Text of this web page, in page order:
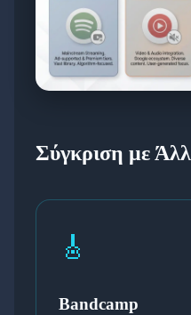
Σύγκριση με
🎸
Bandcamp